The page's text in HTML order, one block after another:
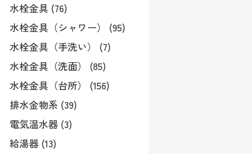
水栓金具 (76)
水栓金具（シャワー） (95)
水栓金具（手洗い） (7)
水栓金具（洗面） (85)
水栓金具（台所） (156)
排水金物系 (39)
電気温水器 (3)
給湯器 (13)